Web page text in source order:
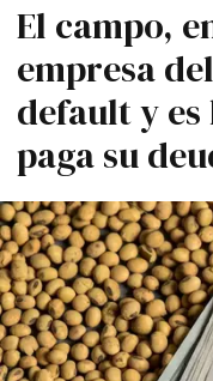
El campo,
empresa
default y
paga su